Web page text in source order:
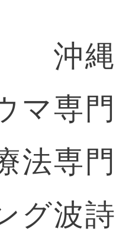
沖縄
マ専門
法専門
グ波詩